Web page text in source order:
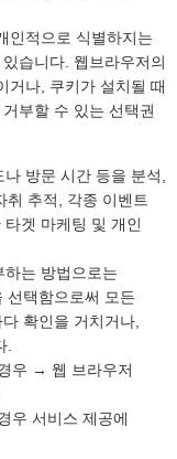
인적으로 식별하지는
습니다. 웹브라우저의
거나, 쿠키가 설치될 때
부할 수 있는 선택권
방문 시간 등을 분석,
취 추적, 각종 이벤트
겟 마케팅 및 개인
는 방법으로는
선택함으로써 모든
확인을 거치거나,
.
우 → 웹 브라우저
우 서비스 제공에